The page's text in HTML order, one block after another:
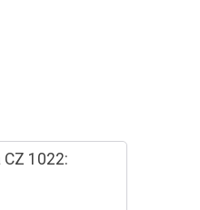
1022: